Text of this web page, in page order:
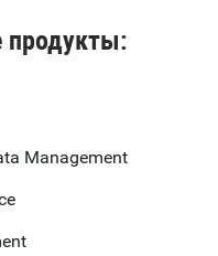
продукты:
Management